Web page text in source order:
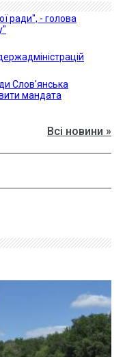
ради", - голова
Слов'янська
мандата
Всі новини »